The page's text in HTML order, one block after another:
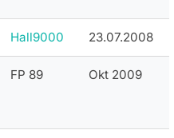
Hall9000 23.07.2008
FP 89 Okt 2009